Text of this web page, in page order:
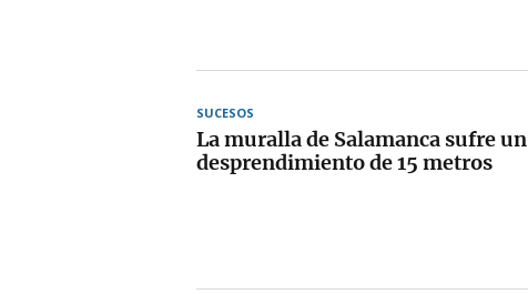
SUCESOS
La muralla de Salamanca sufre un
desprendimiento de 15 metros